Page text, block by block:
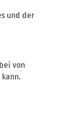
und der
von